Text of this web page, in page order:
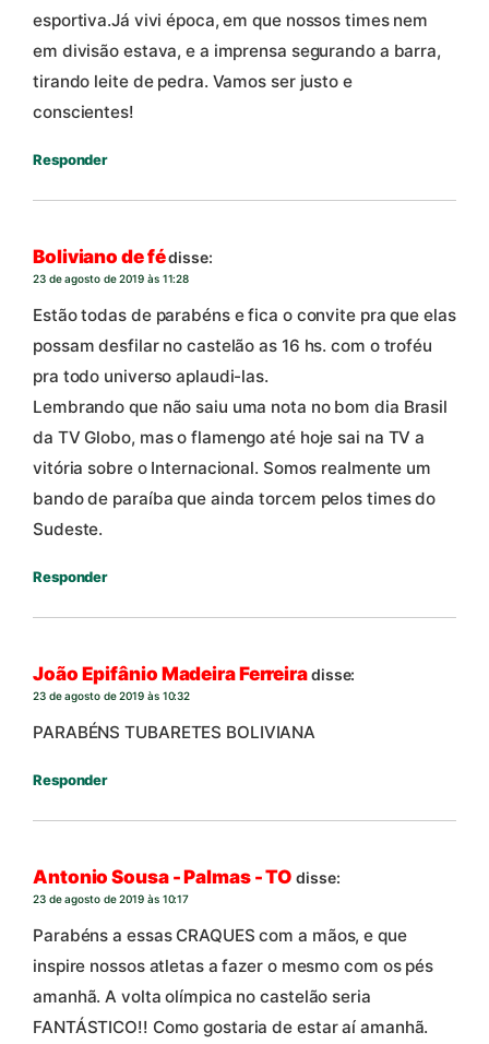
esportiva.Já vivi época, em que nossos times nem
em divisão estava, e a imprensa segurando a barra,
tirando leite de pedra. Vamos ser justo e
conscientes!
Responder
Boliviano de fédisse:
23 de agosto de 2019 às 11:28
Estão todas de parabéns e fica o convite pra que elas
possam desfilar no castelão as 16 hs. com o troféu
pra todo universo aplaudi-las.
Lembrando que não saiu uma nota no bom dia Brasil
da TV Globo, mas o flamengo até hoje sai na TV a
vitória sobre o Internacional. Somos realmente um
bando de paraíba que ainda torcem pelos times do
Sudeste.
Responder
João Epifânio Madeira Ferreiradisse:
23 de agosto de 2019 às 10:32
PARABÉNS TUBARETES BOLIVIANA
Responder
Antonio Sousa - Palmas - TO disse:
23 de agosto de 2019 às 10:17
Parabéns a essas CRAQUES com a mãos, e que
inspire nossos atletas a fazer o mesmo com os pés
amanhã. A volta olímpica no castelão seria
FANTÁSTICO!! Como gostaria de estar aí amanhã.